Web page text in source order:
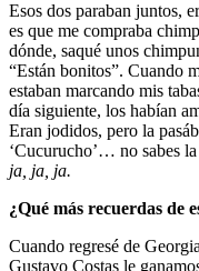
Esos dos paraban juntos,
es que me compraba
dónde, saqué unos
“Están bonitos”. Cuando
estaban marcando mis
día siguiente, los habían
Eran jodidos, pero la
‘Cucurucho’… no sabes
ja, ja, ja.
¿Qué más recuerdas de
Cuando regresé de
Gustavo Costas le